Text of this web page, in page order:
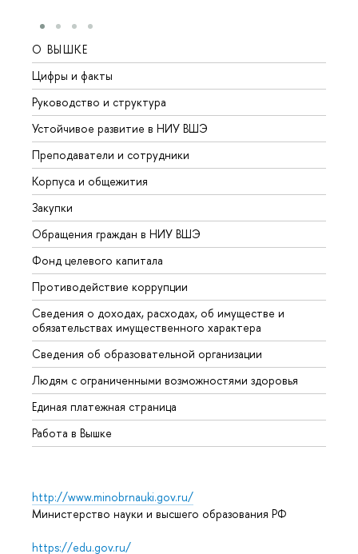
О ВЫШКЕ
Цифры и факты
Руководство и структура
Устойчивое развитие в НИУ ВШЭ
Преподаватели и сотрудники
Корпуса и общежития
Закупки
Обращения граждан в НИУ ВШЭ
Фонд целевого капитала
Противодействие коррупции
Сведения о доходах, расходах, об имуществе и
обязательствах имущественного характера
Сведения об образовательной организации
Людям с ограниченными возможностями здоровья
Единая платежная страница
Работа в Вышке
http://www.minobrnauki.gov.ru/
Министерство науки и высшего образования РФ
https://edu.gov.ru/